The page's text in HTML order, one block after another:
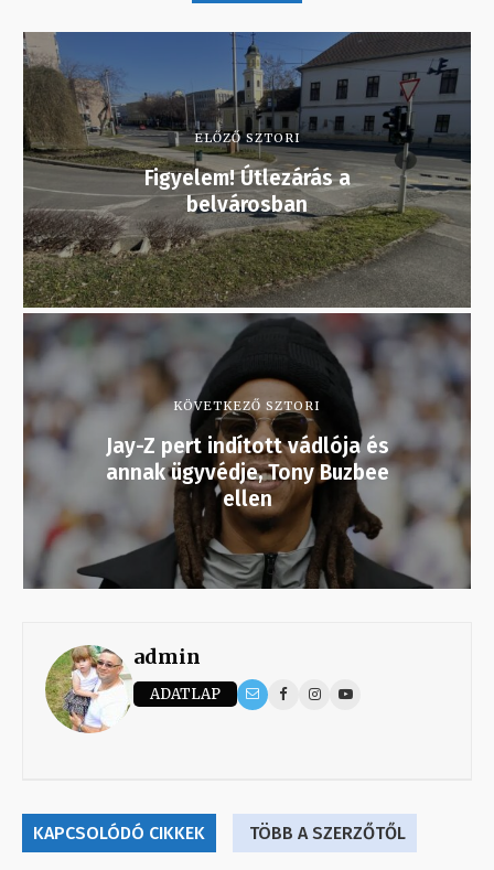
ELŐZŐ SZTORI
Figyelem! Útlezárás a
belvárosban
KÖVETKEZŐ SZTORI
Jay-Z pert indított vádlója és
annak ügyvédje, Tony Buzbee
ellen
admin
ADATLAP
KAPCSOLÓDÓ CIKKEK TÖBB A SZERZŐTŐL